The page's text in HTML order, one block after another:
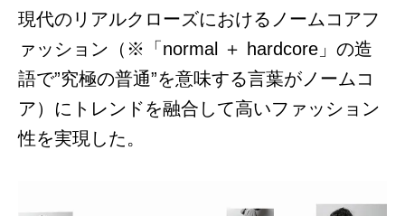
現代のリアルクローズにおけるノームコアフ
ァッション（※「normal ＋ hardcore」の造
語で”究極の普通”を意味する言葉がノームコ
ア）にトレンドを融合して高いファッション
性を実現した。